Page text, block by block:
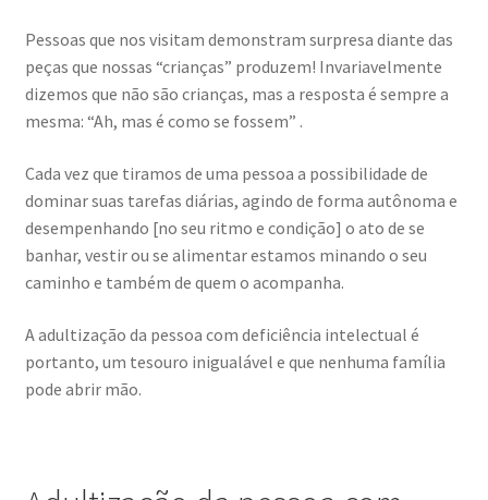
Pessoas que nos visitam demonstram surpresa diante das
peças que nossas “crianças” produzem! Invariavelmente
dizemos que não são crianças, mas a resposta é sempre a
mesma: “Ah, mas é como se fossem” .
Cada vez que tiramos de uma pessoa a possibilidade de
dominar suas tarefas diárias, agindo de forma autônoma e
desempenhando [no seu ritmo e condição] o ato de se
banhar, vestir ou se alimentar estamos minando o seu
caminho e também de quem o acompanha.
A adultização da pessoa com deficiência intelectual é
portanto, um tesouro inigualável e que nenhuma família
pode abrir mão.